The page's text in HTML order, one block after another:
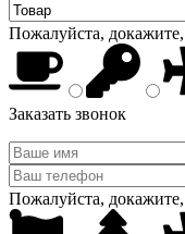
Пожалуйста,
Заказать звонок
Пожалуйста,